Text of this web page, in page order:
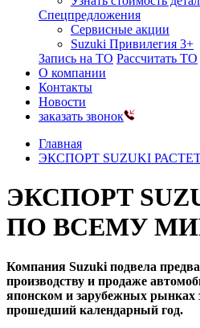
Спецпредложения
Сервисные акции
Suzuki Привилегия 3+
Запись на ТО Рассчитать ТО
О компании
Контакты
Новости
заказать звонок
Главная
ЭКСПОРТ SUZUKI
ЭКСПОРТ
ПО ВСЕМУ
Компания Suzuki подвела
производству и продаже
японском и зарубежных рынках
прошедший календарный год.